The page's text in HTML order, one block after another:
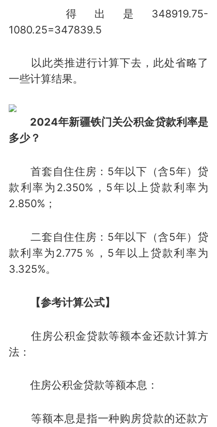
得出是348919.75-
1080.25=347839.5
以此类推进行计算下去，此处省略了
一些计算结果。
2024年新疆铁门关公积金贷款利率是
多少？
首套自住住房：5年以下（含5年）贷
款利率为2.350%，5年以上贷款利率为
2.850%；
二套自住住房：5年以下（含5年）贷
款利率为2.775％，5年以上贷款利率为
3.325%。
【参考计算公式】
住房公积金贷款等额本金还款计算方
法：
住房公积金贷款等额本息：
等额本息是指一种购房贷款的还款方